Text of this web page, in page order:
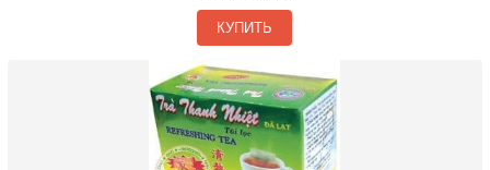
КУПИТЬ